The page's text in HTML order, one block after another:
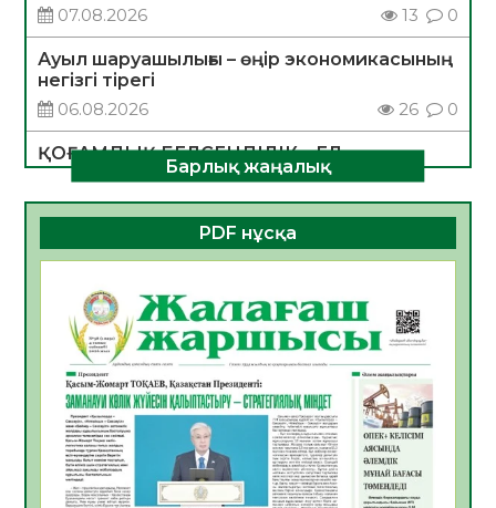
07.08.2026 13 0
Ауыл шаруашылығы – өңір экономикасының
негізгі тірегі
06.08.2026
26 0
ҚОҒАМДЫҚ БЕЛСЕНДІЛІК – ЕЛ
ДАМУЫНЫҢ НЕГІЗІ
06.08.2026
24 0
ҚҰРЫЛТАЙ САЙЛАУЫ – БОЛАШАҚҚА
БАСТАР ЖАУАПТЫ ТАҢДАУ
06.08.2026
Инфекциялық ауруларға қарсы иммундау
жұмыстарының тиімділігі
06.08.2026
28
Көкжөтел ауруы туралы
06.08.2026
25
Барлық жаңалық
PDF нұсқа